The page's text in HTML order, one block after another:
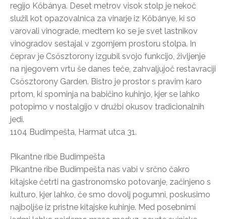
regijo Kőbánya. Deset metrov visok stolp je nekoč
služil kot opazovalnica za vinarje iz Kőbánye, ki so
varovali vinograde, medtem ko se je svet lastnikov
vinogradov sestajal v zgornjem prostoru stolpa. In
čeprav je Csősztorony izgubil svojo funkcijo, življenje
na njegovem vrtu še danes teče, zahvaljujoč restavraciji
Csősztorony Garden. Bistro je prostor s pravim karo
prtom, ki spominja na babičino kuhinjo, kjer se lahko
potopimo v nostalgijo v družbi okusov tradicionalnih
jedi.
1104 Budimpešta, Harmat utca 31.
Pikantne ribe Budimpešta
Pikantne ribe Budimpešta nas vabi v srčno čakro
kitajske četrti na gastronomsko potovanje, začinjeno s
kulturo, kjer lahko, če smo dovolj pogumni, poskusimo
najboljše iz pristne kitajske kuhinje. Med posebnimi